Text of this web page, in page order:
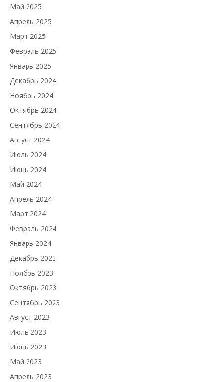
Май 2025
Апрель 2025
Март 2025
Февраль 2025
Январь 2025
Декабрь 2024
Ноябрь 2024
Октябрь 2024
Сентябрь 2024
Август 2024
Июль 2024
Июнь 2024
Май 2024
Апрель 2024
Март 2024
Февраль 2024
Январь 2024
Декабрь 2023
Ноябрь 2023
Октябрь 2023
Сентябрь 2023
Август 2023
Июль 2023
Июнь 2023
Май 2023
Апрель 2023